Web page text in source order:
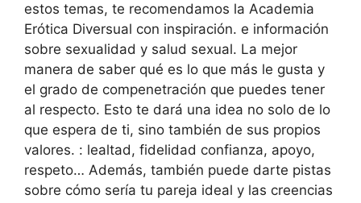
estos temas, te recomendamos la Academia
Erótica Diversual con inspiración. e información
sobre sexualidad y salud sexual. La mejor
manera de saber qué es lo que más le gusta y
el grado de compenetración que puedes tener
al respecto. Esto te dará una idea no solo de lo
que espera de ti, sino también de sus propios
valores. : lealtad, fidelidad confianza, apoyo,
respeto… Además, también puede darte pistas
sobre cómo sería tu pareja ideal y las creencias